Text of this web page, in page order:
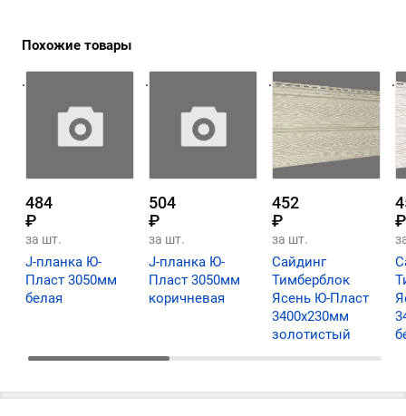
Похожие товары
.
484
₽
за шт.
J-планка Ю-
Пласт 3050мм
белая
.
504
₽
за шт.
J-планка Ю-
Пласт 3050мм
коричневая
.
452
₽
за шт.
Сайдинг
Тимберблок
Ясень Ю-Пласт
3400х230мм
золотистый
.
₽